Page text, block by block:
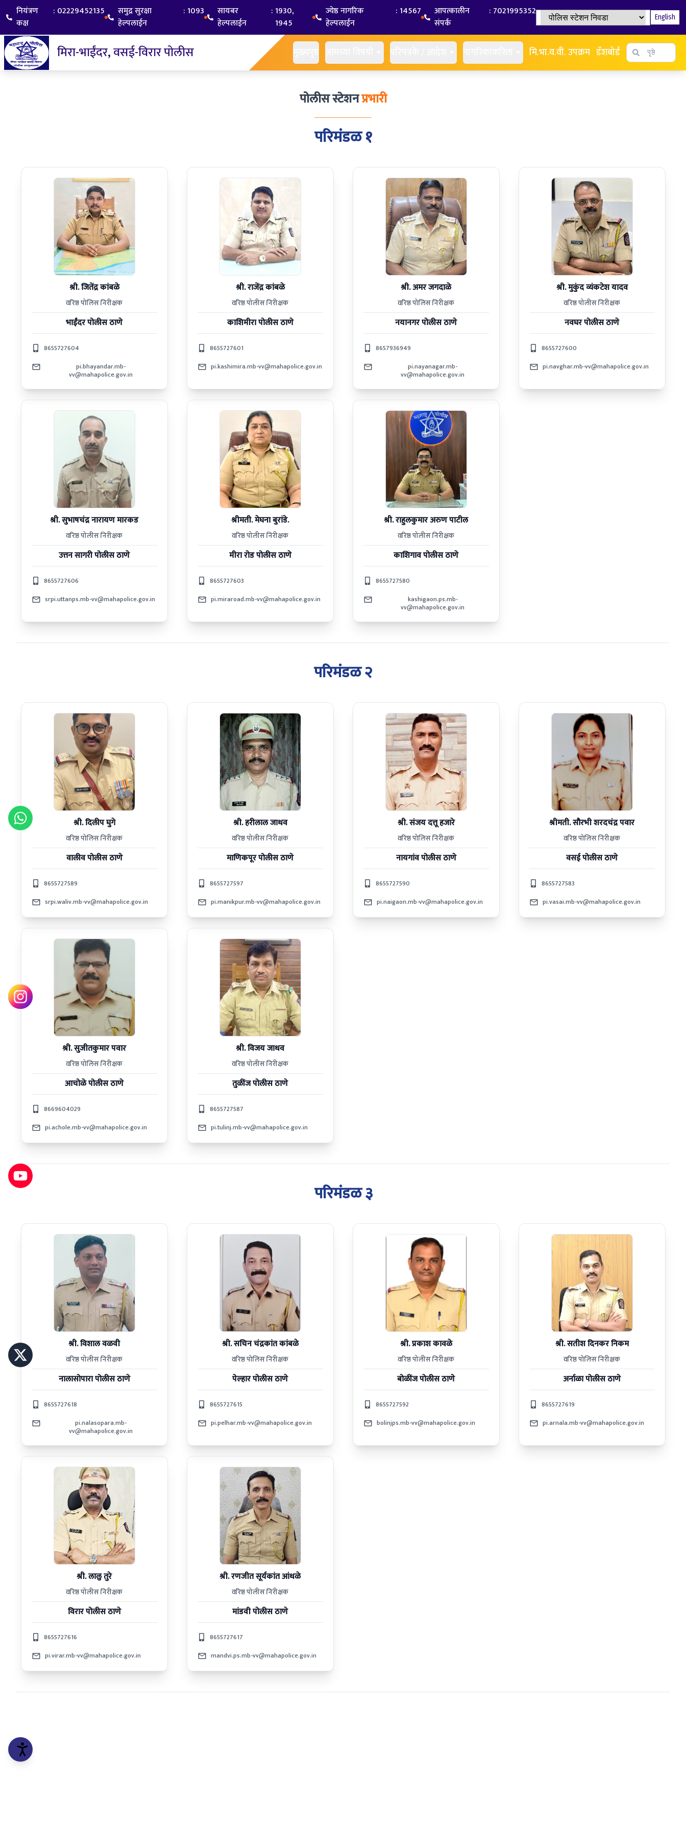
नियंत्रण
कक्ष
: 02229452135
समुद्र सुरक्षा
हेल्पलाईन
: 1093
सायबर
हेल्पलाईन
: 1930,
1945
ज्येष्ठ नागरिक
हेल्पलाईन
: 14567
आपत्कालीन
संपर्क
: 7021995352
पोलिस स्टेशन निवडा
English
मिरा-भाईंदर, वसई-विरार पोलीस मि.भा.व.वी. उपक्रम डॅशबोर्ड
पोलीस स्टेशनप्रभारी
परिमंडळ १
श्री. जितेंद्र कांबळे
वरिष्ठ पोलिस निरीक्षक
भाईंदरपोलीस ठाणे
8655727604
pi.bhayandar.mb-
vv@mahapolice.gov.in
श्री. राजेंद्र कांबळे
वरिष्ठ पोलीस निरीक्षक
काशिमीरापोलीस ठाणे
8655727601
pi.kashimira.mb-vv@mahapolice.gov.in
श्री. अमर जगदाळे
वरिष्ठ पोलिस निरीक्षक
नयानगरपोलीस ठाणे
8657936949
pi.nayanagar.mb-
vv@mahapolice.gov.in
श्री. मुकुंद व्यंकटेश यादव
वरिष्ठ पोलीस निरीक्षक
नवघरपोलीस ठाणे
8655727600
pi.navghar.mb-vv@mahapolice.gov.in
श्री. सुभाषचंद्र नारायण मारकड
वरिष्ठ पोलीस निरीक्षक
उत्तन सागरीपोलीस ठाणे
8655727606
srpi.uttanps.mb-vv@mahapolice.gov.in
श्रीमती. मेघना बुरांडे.
वरिष्ठ पोलीस निरीक्षक
मीरा रोडपोलीस ठाणे
8655727603
pi.miraroad.mb-vv@mahapolice.gov.in
श्री. राहुलकुमार अरुण पाटील
वरिष्ठ पोलीस निरीक्षक
काशिगावपोलीस ठाणे
8655727580
kashigaon.ps.mb-
vv@mahapolice.gov.in
परिमंडळ २
श्री. दिलीप घुगे
वरिष्ठ पोलिस निरीक्षक
वालीवपोलीस ठाणे
8655727589
srpi.waliv.mb-vv@mahapolice.gov.in
श्री. हरीलाल जाधव
वरिष्ठ पोलीस निरीक्षक
माणिकपूरपोलीस ठाणे
8655727597
pi.manikpur.mb-vv@mahapolice.gov.in
श्री. संजय दत्तू हजारे
वरिष्ठ पोलिस निरीक्षक
नायगांवपोलीस ठाणे
8655727590
pi.naigaon.mb-vv@mahapolice.gov.in
श्रीमती. सौरभी शरदचंद्र पवार
वरिष्ठ पोलिस निरीक्षक
वसईपोलीस ठाणे
8655727583
pi.vasai.mb-vv@mahapolice.gov.in
श्री. सुजीतकुमार पवार
वरिष्ठ पोलिस निरीक्षक
आचोळेपोलीस ठाणे
8669604029
pi.achole.mb-vv@mahapolice.gov.in
श्री. विजय जाधव
वरिष्ठ पोलीस निरीक्षक
तुळींजपोलीस ठाणे
8655727587
pi.tulinj.mb-vv@mahapolice.gov.in
परिमंडळ ३
श्री. विशाल वळवी
वरिष्ठ पोलीस निरीक्षक
नालासोपारापोलीस ठाणे
8655727618
pi.nalasopara.mb-
vv@mahapolice.gov.in
श्री. सचिन चंद्रकांत कांबळे
वरिष्ठ पोलिस निरीक्षक
पेल्हारपोलीस ठाणे
8655727615
pi.pelhar.mb-vv@mahapolice.gov.in
श्री. प्रकाश कावळे
वरिष्ठ पोलीस निरीक्षक
बोळींजपोलीस ठाणे
8655727592
bolinjps.mb-vv@mahapolice.gov.in
श्री. सतीश दिनकर निकम
वरिष्ठ पोलिस निरीक्षक
अर्नाळापोलीस ठाणे
8655727619
pi.arnala.mb-vv@mahapolice.gov.in
श्री. लालु तुरे
वरिष्ठ पोलीस निरीक्षक
विरारपोलीस ठाणे
8655727616
pi.virar.mb-vv@mahapolice.gov.in
श्री. रणजीत सूर्यकांत आंधळे
वरिष्ठ पोलीस निरीक्षक
मांडवीपोलीस ठाणे
8655727617
mandvi.ps.mb-vv@mahapolice.gov.in